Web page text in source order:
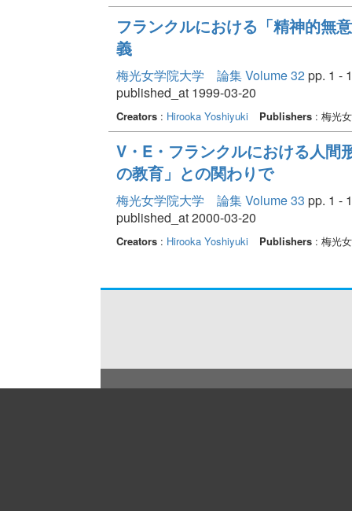
フランクルにおける「精神的無
義
梅光女学院大学 論集 Volume 32pp. 1 -
published_at 1999-03-20
Creators: Hirooka Yoshiyuki Publishers: 梅光
V・E・フランクルにおける人間
の教育」との関わりで
梅光女学院大学 論集 Volume 33 pp. 1 -
published_at 2000-03-20
Creators: Hirooka Yoshiyuki Publishers: 梅光